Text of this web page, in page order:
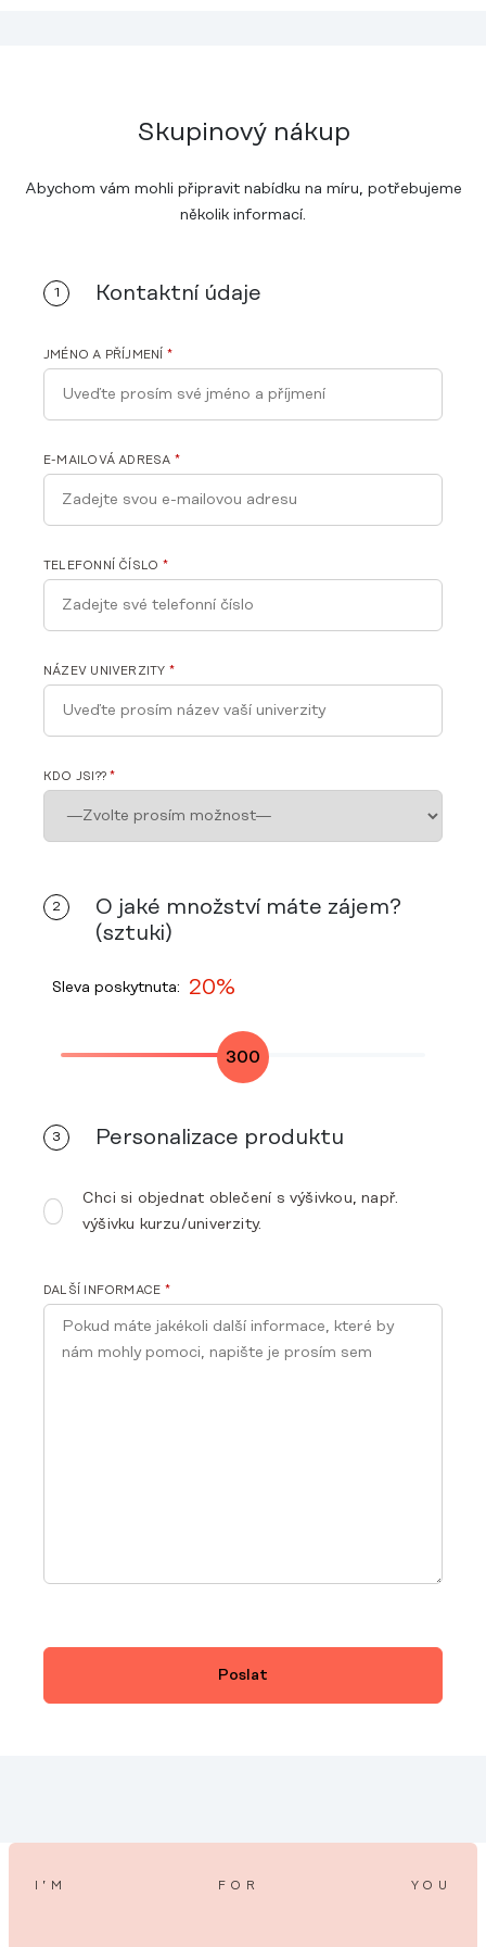
Skupinový nákup
Abychom vám mohli připravit nabídku na míru, potřebujeme
několik informací.
1 Kontaktní údaje
JMÉNO A PŘÍJMENÍ *
E-MAILOVÁ ADRESA *
TELEFONNÍ ČÍSLO *
NÁZEV UNIVERZITY *
KDO JSI?? *
2
O jaké množství máte zájem?
(sztuki)
Sleva poskytnuta: 20%
300
3 Personalizace produktu
Chci si objednat oblečení s výšivkou, např.
výšivku kurzu/univerzity.
DALŠÍ INFORMACE *
I’M FOR YOU